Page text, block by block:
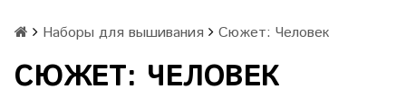
Наборы для вышивания Сюжет: Человек
СЮЖЕТ: ЧЕЛОВЕК